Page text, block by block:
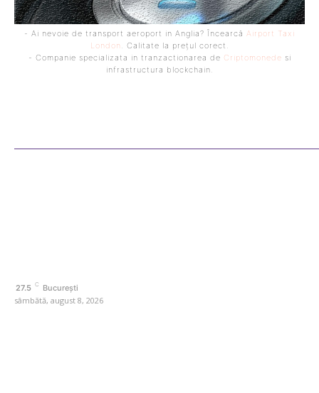
- Ai nevoie de transport aeroport in Anglia? Încearcă Airport Taxi
London. Calitate la prețul corect.
- Companie specializata in tranzactionarea de Criptomonede si
infrastructura blockchain.
27.5 C București
sâmbătă, august 8, 2026